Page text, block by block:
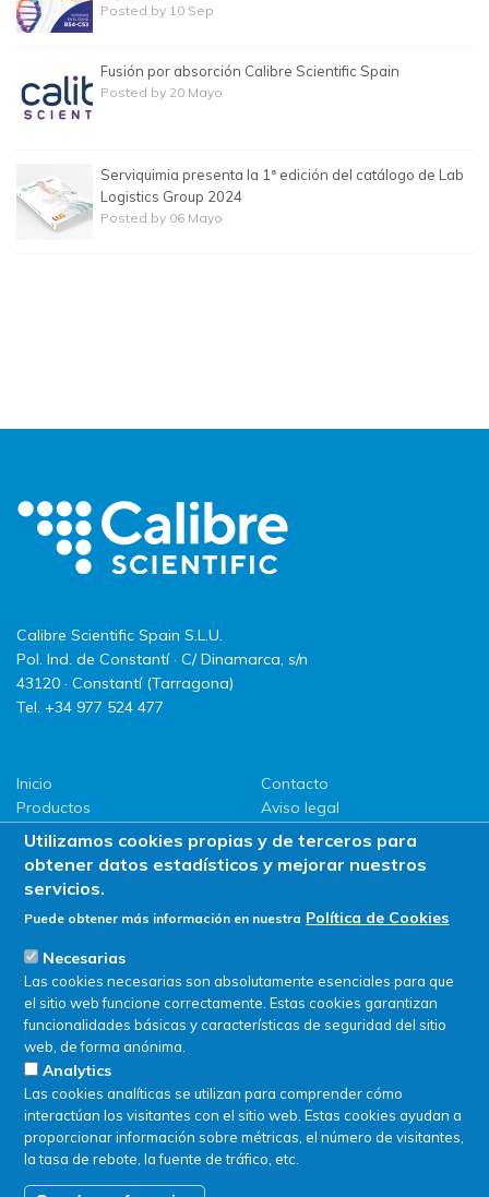
Posted by 10 Sep
Fusión por absorción Calibre Scientific Spain
Posted by 20 Mayo
Serviquimia presenta la 1ª edición del catálogo de Lab
Logistics Group 2024
Posted by 06 Mayo
Calibre Scientific Spain S.L.U.
Pol. Ind. de Constantí · C/ Dinamarca, s/n
43120 · Constantí (Tarragona)
Tel. +34 977 524 477
Inicio
Productos
LLG
Promociones
ServiSAT
Contacto
Aviso legal
Política de privacidad
Política de Cookies
Buscar en tienda
Utilizamos cookies propias y de terceros para
obtener datos estadísticos y mejorar nuestros
servicios.
Puede obtener más información en nuestra Política de Cookies
Necesarias
Las cookies necesarias son absolutamente esenciales para que
el sitio web funcione correctamente. Estas cookies garantizan
funcionalidades básicas y características de seguridad del sitio
web, de forma anónima.
Analytics
Las cookies analíticas se utilizan para comprender cómo
interactúan los visitantes con el sitio web. Estas cookies ayudan a
proporcionar información sobre métricas, el número de visitantes,
la tasa de rebote, la fuente de tráfico, etc.